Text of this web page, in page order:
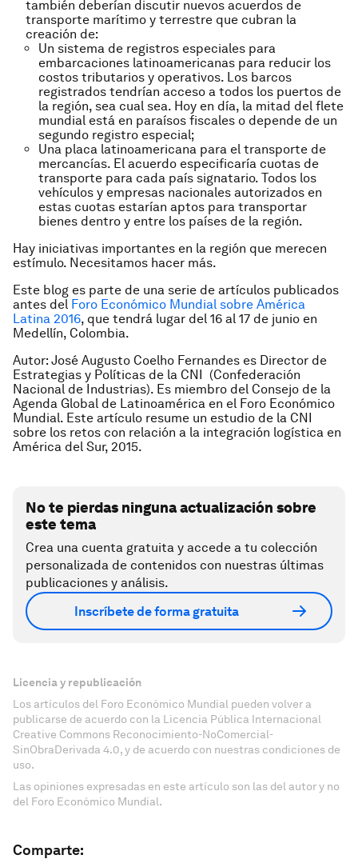
también deberían discutir nuevos acuerdos de
transporte marítimo y terrestre que cubran la
creación de:
Un sistema de registros especiales para
embarcaciones latinoamericanas para reducir los
costos tributarios y operativos. Los barcos
registrados tendrían acceso a todos los puertos de
la región, sea cual sea. Hoy en día, la mitad del flete
mundial está en paraísos fiscales o depende de un
segundo registro especial;
Una placa latinoamericana para el transporte de
mercancías. El acuerdo especificaría cuotas de
transporte para cada país signatario. Todos los
vehículos y empresas nacionales autorizados en
estas cuotas estarían aptos para transportar
bienes dentro y entre los países de la región.
Hay iniciativas importantes en la región que merecen
estímulo. Necesitamos hacer más.
Este blog es parte de una serie de artículos publicados
antes del Foro Económico Mundial sobre América
Latina 2016, que tendrá lugar del 16 al 17 de junio en
Medellín, Colombia.
Autor: José Augusto Coelho Fernandes es Director de
Estrategias y Políticas de la CNI (Confederación
Nacional de Industrias). Es miembro del Consejo de la
Agenda Global de Latinoamérica en el Foro Económico
Mundial. Este artículo resume un estudio de la CNI
sobre los retos con relación a la integración logística en
América del Sur, 2015.
No te pierdas ninguna actualización sobre
este tema
Crea una cuenta gratuita y accede a tu colección
personalizada de contenidos con nuestras últimas
publicaciones y análisis.
Inscríbete de forma gratuita
Licencia y republicación
Los artículos del Foro Económico Mundial pueden volver a
publicarse de acuerdo con la Licencia Pública Internacional
Creative Commons Reconocimiento-NoComercial-
SinObraDerivada 4.0, y de acuerdo con nuestras condiciones de
uso.
Las opiniones expresadas en este artículo son las del autor y no
del Foro Económico Mundial.
Comparte: